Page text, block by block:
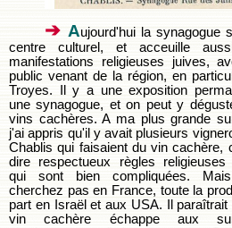
➔ Aujourd'hui la synagogue
centre culturel, et acceuille
manifestations religieuses juives,
public venant de la région, en
Troyes. Il y a une exposition
une synagogue, et on peut y
vins cachères. A ma plus grande
j'ai appris qu'il y avait plusieurs
Chablis qui faisaient du vin cachère,
dire respectueux règles religieuses
qui sont bien compliquées.
cherchez pas en France, toute la
part en Israël et aux USA. Il paraîtrait
vin cachère échappe aux